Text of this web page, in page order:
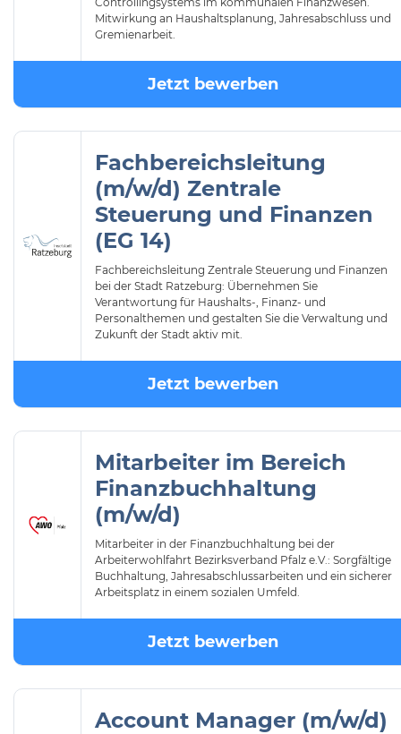
Mitwirkung an Haushaltsplanung, Jahresabschluss und
Gremienarbeit.
Jetzt bewerben
Fachbereichsleitung
(m/w/d) Zentrale
Steuerung und Finanzen
(EG 14)
Fachbereichsleitung Zentrale Steuerung und Finanzen
bei der Stadt Ratzeburg: Übernehmen Sie
Verantwortung für Haushalts-, Finanz- und
Personalthemen und gestalten Sie die Verwaltung und
Zukunft der Stadt aktiv mit.
Jetzt bewerben
Mitarbeiter im Bereich
Finanzbuchhaltung
(m/w/d)
Mitarbeiter in der Finanzbuchhaltung bei der
Arbeiterwohlfahrt Bezirksverband Pfalz e.V.: Sorgfältige
Buchhaltung, Jahresabschlussarbeiten und ein sicherer
Arbeitsplatz in einem sozialen Umfeld.
Jetzt bewerben
Account Manager (m/w/d)